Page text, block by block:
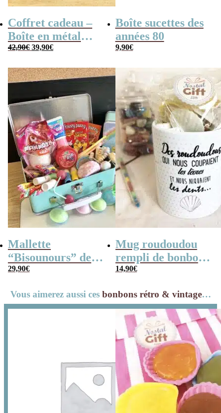
Coffret cadeau –
Boîte en métal
cassette –
années 80 – grand
coffret chocolat
original
42,90€ Le
prix
42,90€.
39,90€Le
prix
39,90€.
Boîte sucettes des
années 80
9,90€
Mallette
“Bisounours” des
années 80 remplie
29,90€
Mug roudoudou
rempli de bonbons
rétro
14,90€
Vous aimerez aussi ces bonbons rétro & vintage…